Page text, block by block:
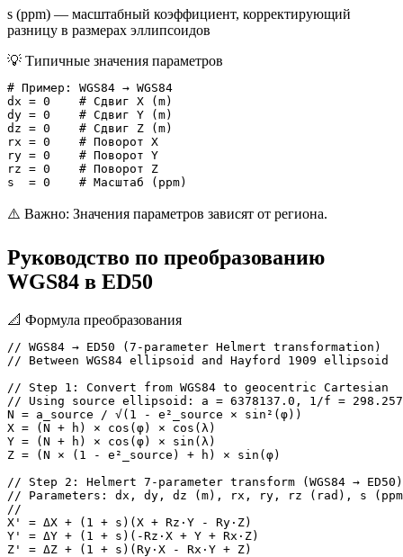
s (ppm) — масштабный коэффициент, корректирующий
разницу в размерах эллипсоидов
💡 Типичные значения параметров
# Пример: WGS84 → WGS84
dx = 0    # Сдвиг X (m)
dy = 0    # Сдвиг Y (m)
dz = 0    # Сдвиг Z (m)
rx = 0    # Поворот X
ry = 0    # Поворот Y
rz = 0    # Поворот Z
s  = 0    # Масштаб (ppm)
⚠️ Важно: Значения параметров зависят от региона.
Руководство по преобразованию
WGS84 в ED50
📐 Формула преобразования
// WGS84 → ED50 (7-parameter Helmert transformation)
// Between WGS84 ellipsoid and Hayford 1909 ellipsoid
// Step 1: Convert from WGS84 to geocentric Cartesian
// Using source ellipsoid: a = 6378137.0, 1/f =
N = a_source / √(1 - e²_source × sin²(φ))
X = (N + h) × cos(φ) × cos(λ)
Y = (N + h) × cos(φ) × sin(λ)
Z = (N × (1 - e²_source) + h) × sin(φ)
// Step 2: Helmert 7-parameter transform (WGS84 → ED50)
// Parameters: dx, dy, dz (m), rx, ry, rz (rad), s
//
X' = ΔX + (1 + s)(X + Rz·Y - Ry·Z)
Y' = ΔY + (1 + s)(-Rz·X + Y + Rx·Z)
Z' = ΔZ + (1 + s)(Ry·X - Rx·Y + Z)